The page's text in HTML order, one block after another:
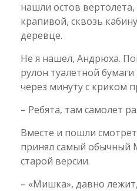
нашли остов
крапивой, сквозь
деревце.
Не я нашел, Андрюха.
рулон туалетной
через минуту с криком
– Ребята, там самолет
Вместе и пошли
принял самый обычный
старой версии.
– «Мишка», давно лежит,